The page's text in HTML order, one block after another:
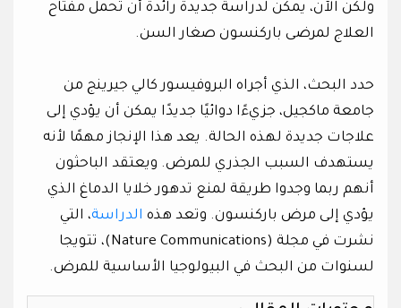
ولكن الآن، يمكن لدراسة جديدة رائدة أن تحمل مفتاح
العلاج لمرضى باركنسون صغار السن.
حدد البحث، الذي أجراه البروفيسور كالي جيرينج من
جامعة ماكجيل، جزيءًا دوائيًا جديدًا يمكن أن يؤدي إلى
علاجات جديدة لهذه الحالة. يعد هذا الإنجاز مهمًا لأنه
يستهدف السبب الجذري للمرض. ويعتقد الباحثون
أنهم ربما وجدوا طريقة لمنع تدهور خلايا الدماغ الذي
يؤدي إلى مرض باركنسون. وتعد هذه الدراسة، التي
نشرت في مجلة (Nature Communications)، تتويجا
لسنوات من البحث في البيولوجيا الأساسية للمرض.